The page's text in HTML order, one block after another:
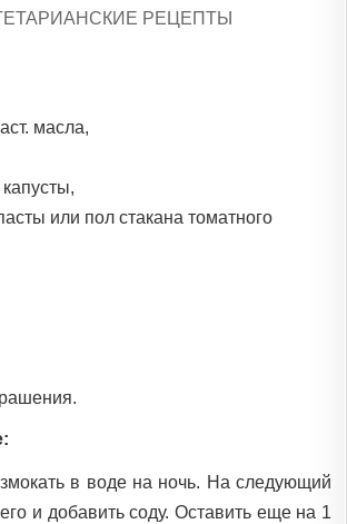
РЕЦЕПТЫ
масла,
или пол стакана томатного
в воде на ночь. На следующий
и добавить соду. Оставить еще на 1